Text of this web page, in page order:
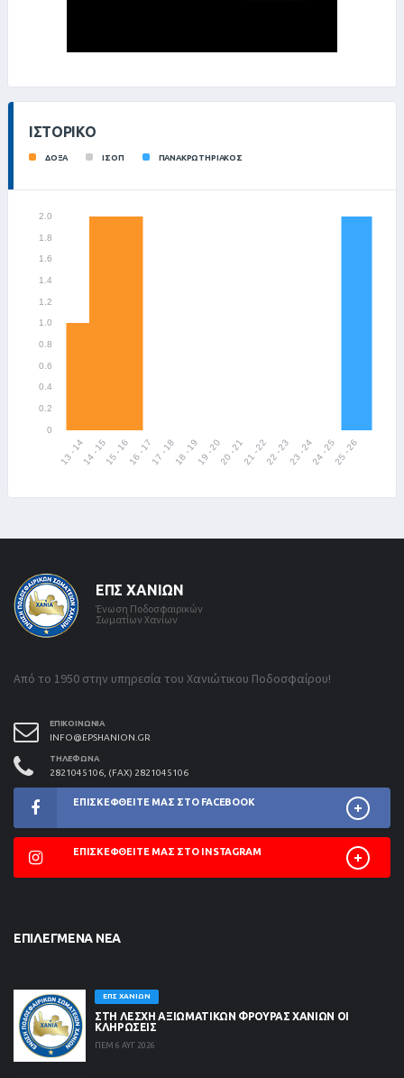
ΙΣΤΟΡΙΚΌ
ΔΟΞΑ ΙΣΟΠ ΠΑΝΑΚΡΩΤΗΡΙΑΚΟΣ
ΕΠΣ ΧΑΝΊΩΝ
Ένωση Ποδοσφαιρικών
Σωματίων Χανίων
Από το 1950 στην υπηρεσία του Χανιώτικου Ποδοσφαίρου!
ΕΠΙΚΟΙΝΩΝΊΑ
INFO@EPSHANION.GR
ΤΗΛΈΦΩΝΑ
2821045106, (FAX) 2821045106
ΕΠΙΣΚΕΦΘΕΊΤΕ ΜΑΣ ΣΤΟ FACEBOOK
ΕΠΙΣΚΕΦΘΕΊΤΕ ΜΑΣ ΣΤΟ INSTAGRAM
ΕΠΙΛΕΓΜΈΝΑ ΝΈΑ
ΕΠΣ ΧΑΝΊΩΝ
ΣΤΗ ΛΈΣΧΗ ΑΞΙΩΜΑΤΙΚΏΝ ΦΡΟΥΡΆΣ ΧΑΝΊΩΝ ΟΙ
ΚΛΗΡΏΣΕΙΣ
ΠΕΜ 6 ΑΥΓ 2026